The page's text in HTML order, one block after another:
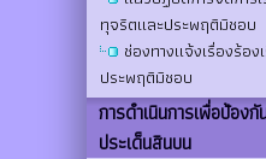
ทุจริตและประพฤติมิชอบ
ช่องทางแจ้งเรื่องร้อ
ประพฤติมิชอบ
การดําเนินการเพื่อป้อง
ประเด็นสินบน